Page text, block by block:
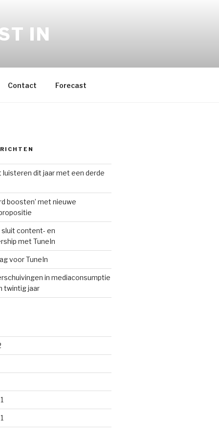
IN
Contact Forecast
luisteren dit jaar met een derde
boosten’ met nieuwe
content- en
met TuneIn
voor TuneIn
in mediaconsumptie
twintig jaar